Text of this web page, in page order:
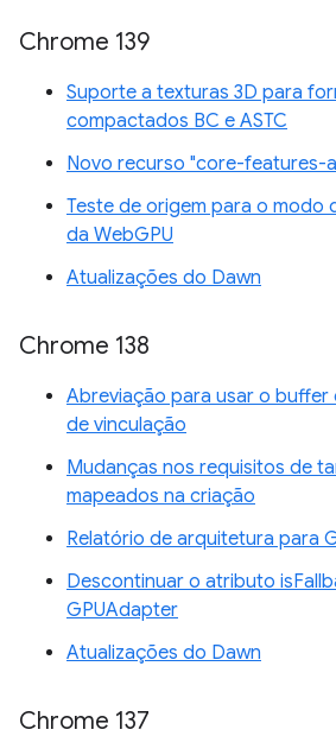
Chrome 139
Suporte a texturas 3D para
compactados BC e ASTC
Novo recurso "core-features-
Teste de origem para o modo
da WebGPU
Atualizações do Dawn
Chrome 138
Abreviação para usar o buffer
de vinculação
Mudanças nos requisitos de
mapeados na criação
Relatório de arquitetura para
Descontinuar o atributo
GPUAdapter
Atualizações do Dawn
Chrome 137